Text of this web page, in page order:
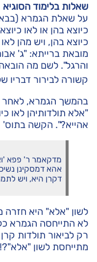
שאלות בלימוד הסוגיא
על שאלת הגמרא
כיוצא בהן או לאו
כיוצא בהן, ויש מהן
מובאת ברייתא: "ג'
והרגל". לשם מה
קשורה לבירור דבריו
בהמשך הגמרא, לאחר
"אלא תולדותיהן לאו
אהייא?". הקשה בתוס'
מדקאמר ר' פפא
אהא דמסקינן
דקרן היא, ויש
לשון "אלא" היא חזרה
לא התייחסה הגמרא
רק לביאור תולדות
מתייחסת לשון "אלא"?!